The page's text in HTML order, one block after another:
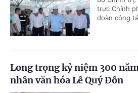
trực Chính
đoàn công
Long trọng kỷ niệm 300
nhân văn hóa Lê Quý Đôn